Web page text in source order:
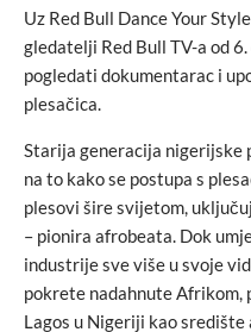
Uz Red Bull Dance Your
gledatelji Red Bull TV-a od
pogledati dokumentarac i
plesačica.
Starija generacija nigerijske
na to kako se postupa s
plesovi šire svijetom,
– pionira afrobeata. Dok
industrije sve više u svoje
pokrete nadahnute Afrikom,
Lagos u Nigeriji kao središte